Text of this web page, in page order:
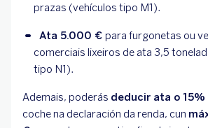
prazas (vehículos tipo M1).
Ata 5.000 € para furgonetas ou
comerciais lixeiros de ata 3,5
tipo N1).
Ademais, poderás deducir ata o 15%
coche na declaración da renda, cun